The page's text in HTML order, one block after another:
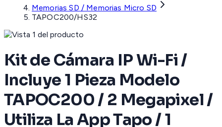
Memorias SD / Memorias Micro SD
TAPOC200/HS32
Kit de Cámara IP Wi-Fi /
Incluye 1 Pieza Modelo
TAPOC200 / 2 Megapixel /
Utiliza La App Tapo / 1